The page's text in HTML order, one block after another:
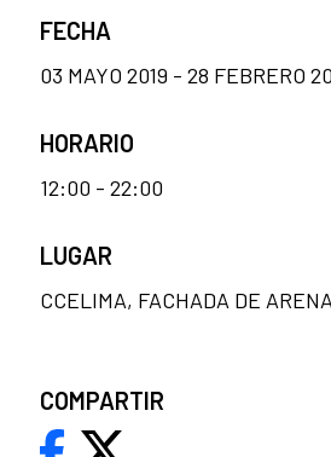
FECHA
03 MAYO 2019 - 28 FEBRERO
HORARIO
12:00 - 22:00
LUGAR
CCELIMA, FACHADA DE
COMPARTIR